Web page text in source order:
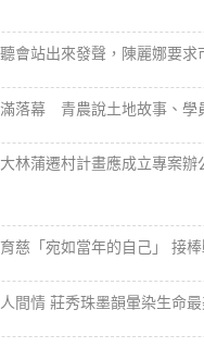
會站出來發聲，陳麗娜要求
落幕 青農說土地故事、學
林蒲遷村計畫應成立專案辦
慈「宛如當年的自己」 接棒
間情 莊秀珠墨韻暈染生命